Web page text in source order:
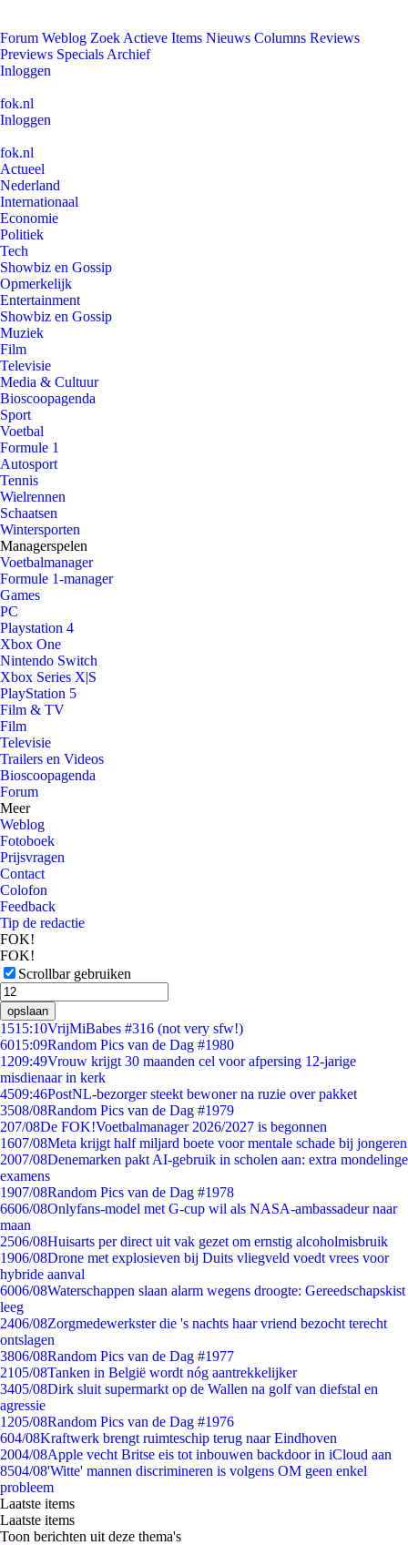
Forum Weblog Zoek Actieve Items Nieuws Columns Reviews
Previews Specials Archief
Inloggen
fok.nl
Inloggen
fok.nl
Actueel
Nederland
Internationaal
Economie
Politiek
Tech
Showbiz en Gossip
Opmerkelijk
Entertainment
Showbiz en Gossip
Muziek
Film
Televisie
Media & Cultuur
Bioscoopagenda
Sport
Voetbal
Formule 1
Autosport
Tennis
Wielrennen
Schaatsen
Wintersporten
Managerspelen
Voetbalmanager
Formule 1-manager
Games
PC
Playstation 4
Xbox One
Nintendo Switch
Xbox Series X|S
PlayStation 5
Film & TV
Film
Televisie
Trailers en Videos
Bioscoopagenda
Forum
Meer
Weblog
Fotoboek
Prijsvragen
Contact
Colofon
Feedback
Tip de redactie
FOK!
FOK!
Scrollbar gebruiken
opslaan
1515:10VrijMiBabes #316 (not very sfw!)
6015:09Random Pics van de Dag #1980
1209:49Vrouw krijgt 30 maanden cel voor afpersing 12-jarige
misdienaar in kerk
4509:46PostNL-bezorger steekt bewoner na ruzie over pakket
3508/08Random Pics van de Dag #1979
207/08De FOK!Voetbalmanager 2026/2027 is begonnen
1607/08Meta krijgt half miljard boete voor mentale schade bij jongeren
2007/08Denemarken pakt AI-gebruik in scholen aan: extra mondelinge
examens
1907/08Random Pics van de Dag #1978
6606/08Onlyfans-model met G-cup wil als NASA-ambassadeur naar
maan
2506/08Huisarts per direct uit vak gezet om ernstig alcoholmisbruik
1906/08Drone met explosieven bij Duits vliegveld voedt vrees voor
hybride aanval
6006/08Waterschappen slaan alarm wegens droogte: Gereedschapskist
leeg
2406/08Zorgmedewerkster die 's nachts haar vriend bezocht terecht
ontslagen
3806/08Random Pics van de Dag #1977
2105/08Tanken in België wordt nóg aantrekkelijker
3405/08Dirk sluit supermarkt op de Wallen na golf van diefstal en
agressie
1205/08Random Pics van de Dag #1976
604/08Kraftwerk brengt ruimteschip terug naar Eindhoven
2004/08Apple vecht Britse eis tot inbouwen backdoor in iCloud aan
8504/08'Witte' mannen discrimineren is volgens OM geen enkel
probleem
Laatste items
Laatste items
Toon berichten uit deze thema's